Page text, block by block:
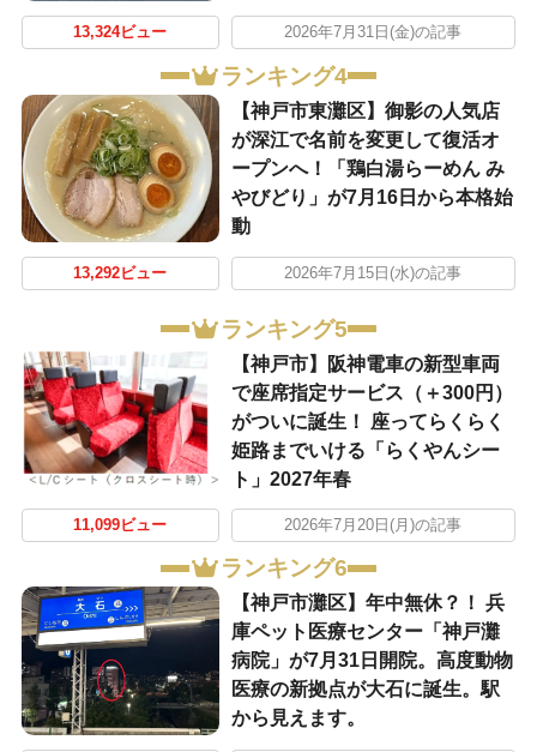
13,324ビュー 2026年7月31日(金)の記事
ランキング4
【神戸市東灘区】御影の人気店
が深江で名前を変更して復活オ
ープンへ！「鶏白湯らーめん み
やびどり」が7月16日から本格始
動
13,292ビュー 2026年7月15日(水)の記事
ランキング5
【神戸市】阪神電車の新型車両
で座席指定サービス（＋300円）
がついに誕生！ 座ってらくらく
姫路までいける「らくやんシー
ト」2027年春
11,099ビュー 2026年7月20日(月)の記事
ランキング6
【神戸市灘区】年中無休？！ 兵
庫ペット医療センター「神戸灘
病院」が7月31日開院。高度動物
医療の新拠点が大石に誕生。駅
から見えます。